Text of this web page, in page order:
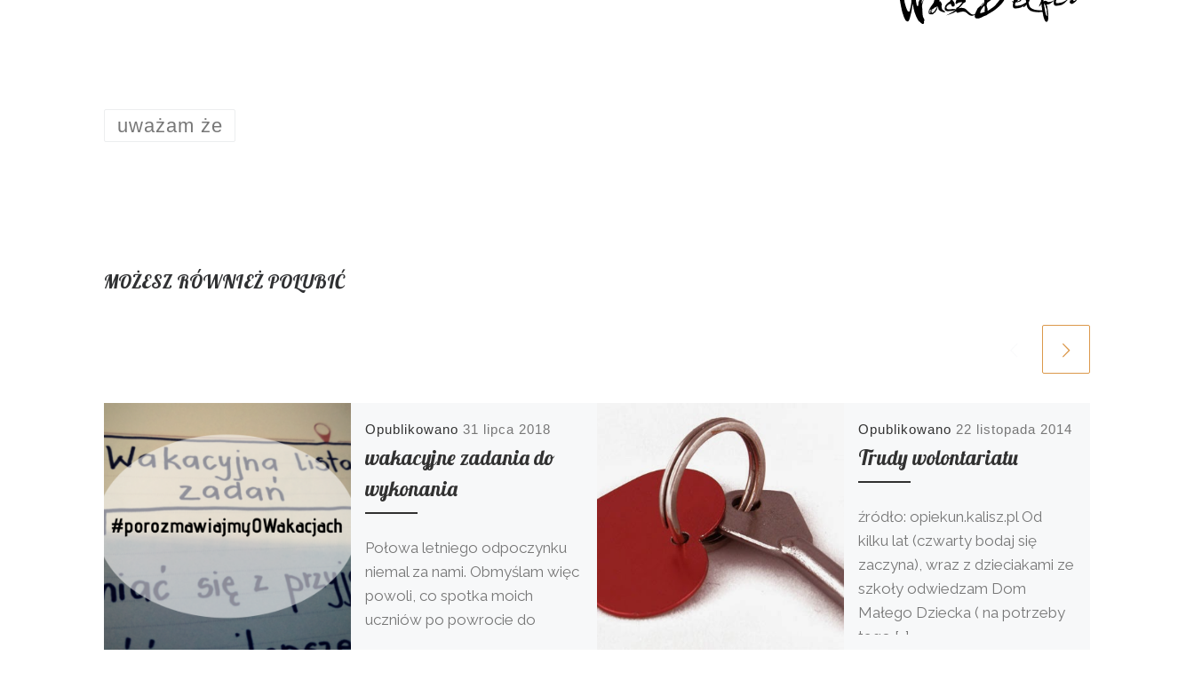
uważam że
MOŻESZ RÓWNIEŻ POLUBIĆ
Opublikowano31 lipca 2018
wakacyjne zadania do
wykonania
Połowa letniego odpoczynku
niemal za nami. Obmyślam więc
powoli, co spotka moich
uczniów po powrocie do
Opublikowano22 listopada 2014
Trudy wolontariatu
źródło: opiekun.kalisz.pl Od
kilku lat (czwarty bodaj się
zaczyna), wraz z dzieciakami ze
szkoły odwiedzam Dom
Małego Dziecka ( na potrzeby
tego […]